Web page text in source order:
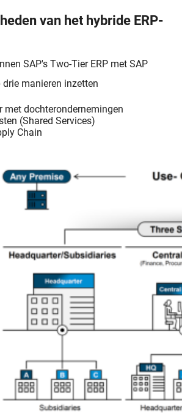
van het hybride ERP-
SAP's Two-Tier ERP met SAP
manieren inzetten
met dochterondernemingen
(Shared Services)
Chain